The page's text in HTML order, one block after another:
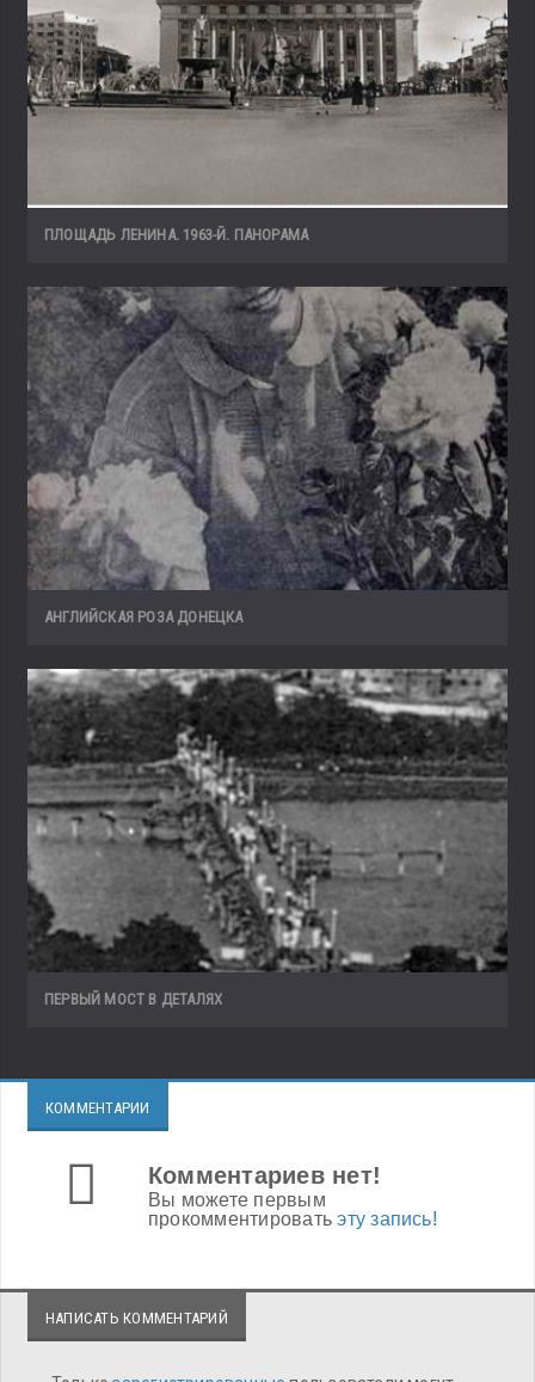
ПЛОЩАДЬ ЛЕНИНА. 1963-Й. ПАНОРАМА
АНГЛИЙСКАЯ РОЗА ДОНЕЦКА
ПЕРВЫЙ МОСТ В ДЕТАЛЯХ
КОММЕНТАРИИ
Комментариев нет!
Вы можете первым
прокомментироватьэту запись!
НАПИСАТЬ КОММЕНТАРИЙ